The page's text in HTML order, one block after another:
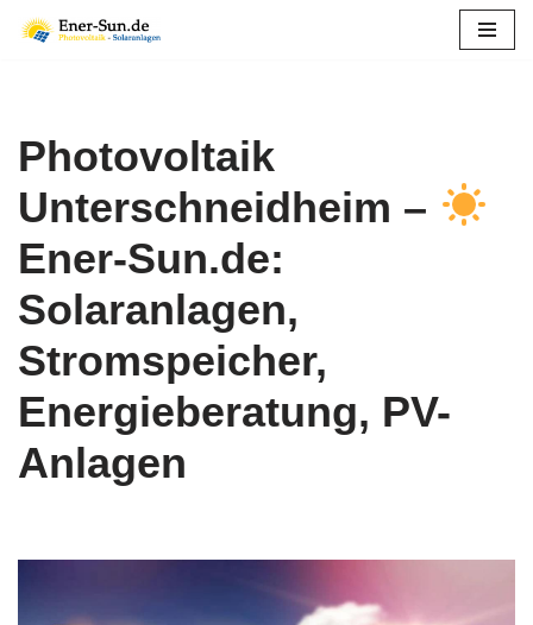
Photovoltaik
Unterschneidheim –
Ener-Sun.de:
Solaranlagen,
Stromspeicher,
Energieberatung, PV-
Anlagen